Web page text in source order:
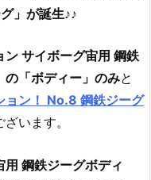
」が誕生♪♪
ン サイボーグ宙用 鋼鉄
の「ボディー」のみと
ョン！ No.8 鋼鉄ジーグ
います。
鋼鉄ジーグボディ